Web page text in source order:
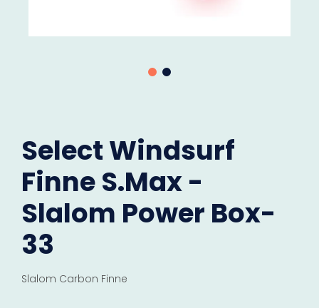
Select Windsurf
Finne S.Max -
Slalom Power Box-
33
Slalom Carbon Finne